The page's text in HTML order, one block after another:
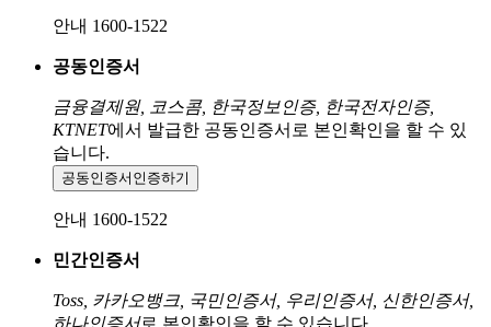
안내 1600-1522
공동인증서
금융결제원, 코스콤, 한국정보인증, 한국전자인증,
KTNET에서 발급한 공동인증서로 본인확인을 할 수 있
습니다.
공동인증서 인증하기
안내 1600-1522
민간인증서
Toss, 카카오뱅크, 국민인증서, 우리인증서, 신한인증서,